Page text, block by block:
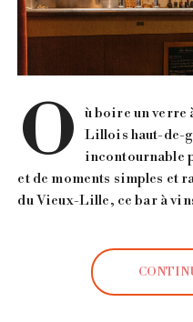
O
ù boire un verre
Lillois haut-de-
incontournable
et de moments simples et
du Vieux-Lille, ce bar à